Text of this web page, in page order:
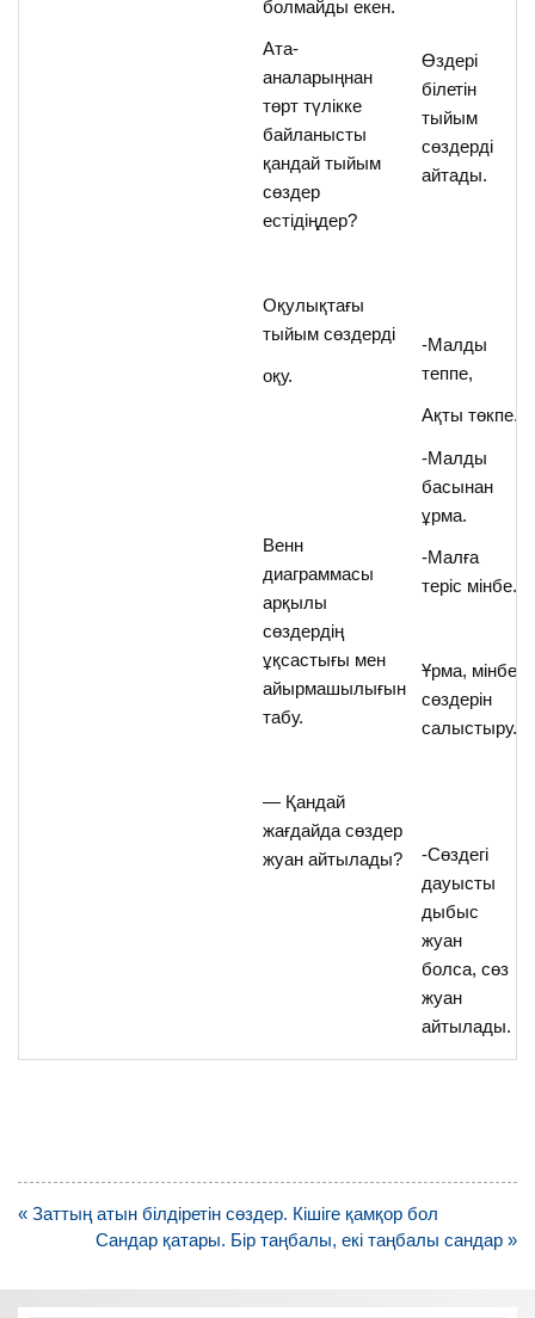
болмайды екен.
Ата-
аналарыңнан
төрт түлікке
байланысты
қандай тыйым
сөздер
естідіңдер?
Оқулықтағы
тыйым сөздерді
оқу.
Венн
диаграммасы
арқылы
сөздердің
ұқсастығы мен
айырмашылығын
табу.
— Қандай
жағдайда сөздер
жуан айтылады?
Өздері
білетін
тыйым
сөздерді
айтады.
-Малды
теппе,
Ақты төкпе.
-Малды
басынан
ұрма.
-Малға
теріс мінбе.
Ұрма, мінбе
сөздерін
салыстыру.
-Сөздегі
дауысты
дыбыс
жуан
болса, сөз
жуан
айтылады.
Навигация
« Заттың атын білдіретін сөздер. Кішіге қамқор бол
Сандар қатары. Бір таңбалы, екі таңбалы сандар »